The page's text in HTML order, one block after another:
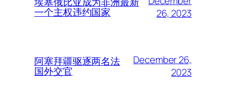
一个主权违约国家
26, 2023
阿塞拜疆驱逐两名法
国外交官
December 26,
2023